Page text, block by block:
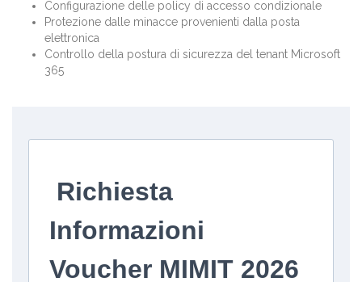
Configurazione delle policy di accesso condizionale
Protezione dalle minacce provenienti dalla posta
elettronica
Controllo della postura di sicurezza del tenant Microsoft
365